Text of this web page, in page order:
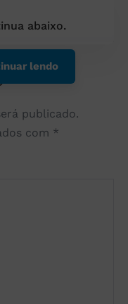
abaixo.
lendo
publicado.
com *